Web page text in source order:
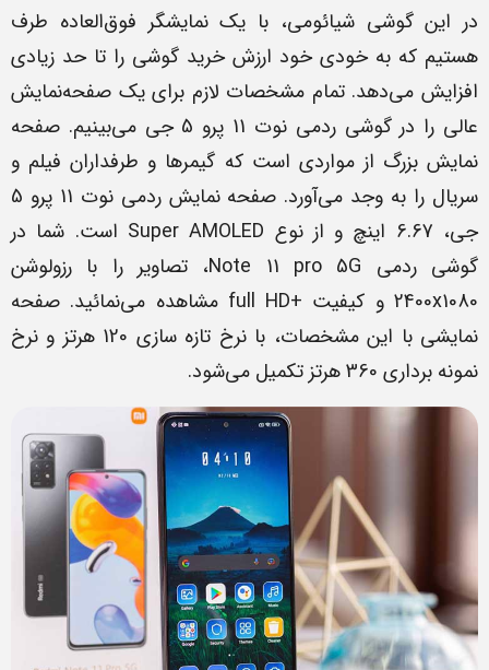
در این گوشی شیائومی، با یک نمایشگر فوق‌العاده طرف
هستیم که به خودی خود ارزش خرید گوشی را تا حد زیادی
افزایش می‌دهد. تمام مشخصات لازم برای یک صفحه‌نمایش
عالی را در گوشی ردمی نوت 11 پرو 5 جی می‌بینیم. صفحه
نمایش بزرگ از مواردی است که گیمرها و طرفداران فیلم و
سریال را به وجد می‌آورد. صفحه نمایش ردمی نوت 11 پرو 5
جی، 6.67 اینچ و از نوع Super AMOLED است. شما در
گوشی ردمی Note 11 pro 5G، تصاویر را با رزولوشن
2400x1080 و کیفیت +full HD مشاهده می‌نمائید. صفحه
نمایشی با این مشخصات، با نرخ تازه سازی 120 هرتز و نرخ
نمونه برداری 360 هرتز تکمیل می‌شود.